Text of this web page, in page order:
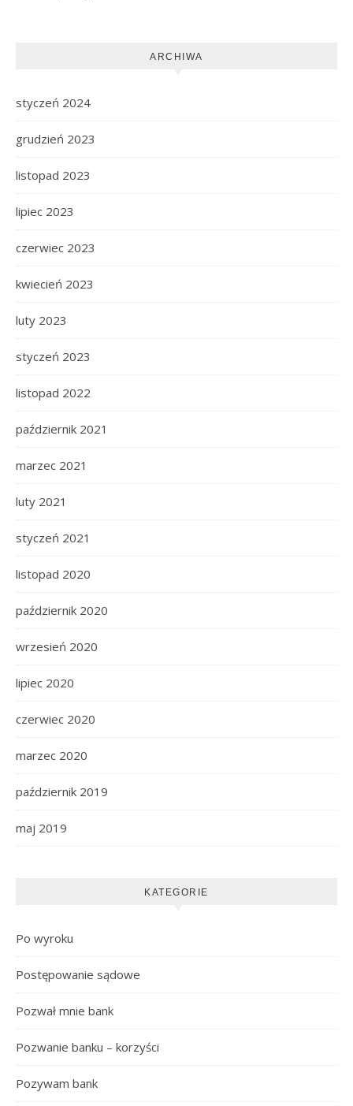
ARCHIWA
styczeń 2024
grudzień 2023
listopad 2023
lipiec 2023
czerwiec 2023
kwiecień 2023
luty 2023
styczeń 2023
listopad 2022
październik 2021
marzec 2021
luty 2021
styczeń 2021
listopad 2020
październik 2020
wrzesień 2020
lipiec 2020
czerwiec 2020
marzec 2020
październik 2019
maj 2019
KATEGORIE
Po wyroku
Postępowanie sądowe
Pozwał mnie bank
Pozwanie banku – korzyści
Pozywam bank